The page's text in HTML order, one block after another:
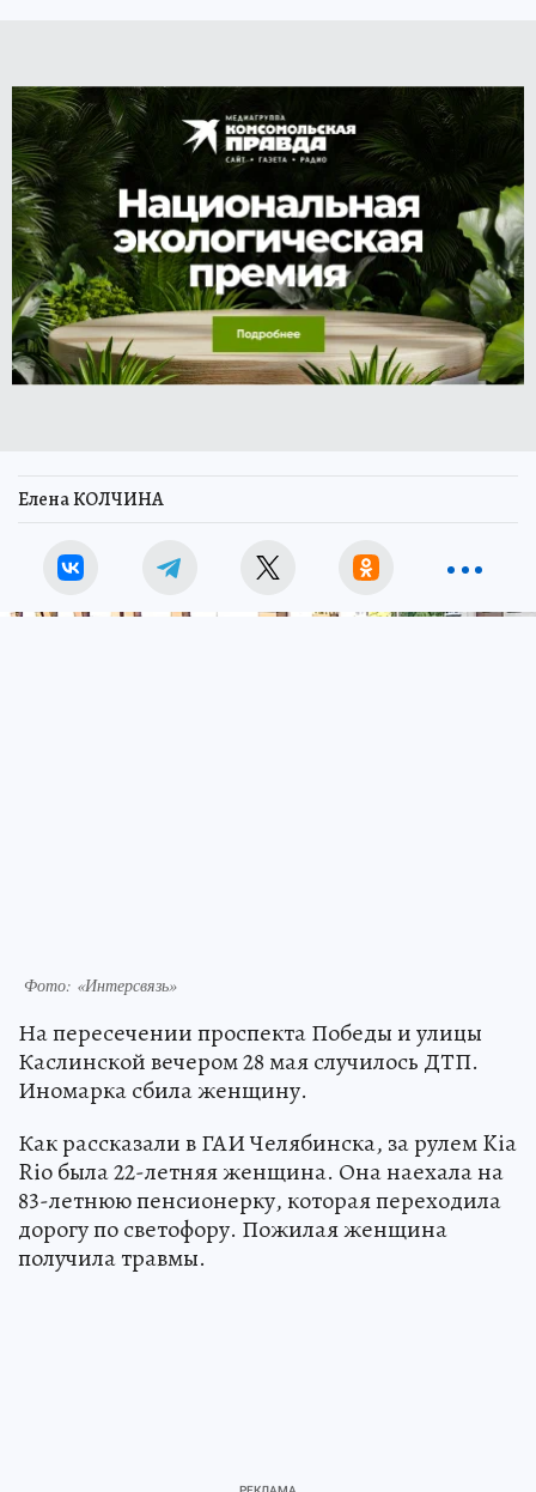
Елена КОЛЧИНА
Фото: «Интерсвязь»
На пересечении проспекта Победы и улицы
Каслинской вечером 28 мая случилось ДТП.
Иномарка сбила женщину.
Как рассказали в ГАИ Челябинска, за рулем Kia
Rio была 22-летняя женщина. Она наехала на
83-летнюю пенсионерку, которая переходила
дорогу по светофору. Пожилая женщина
получила травмы.